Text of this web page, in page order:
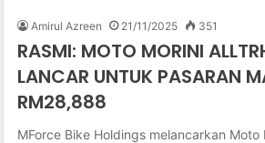
Amirul Azreen 21/11/2025 351
RASMI: MOTO MORINI
LANCAR UNTUK PASARAN
RM28,888
MForce Bike Holdings melancarkan